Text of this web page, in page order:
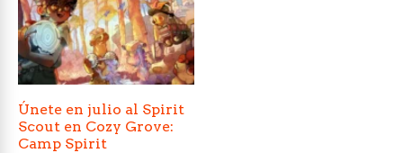
Únete en julio al Spirit
Scout en Cozy Grove:
Camp Spirit